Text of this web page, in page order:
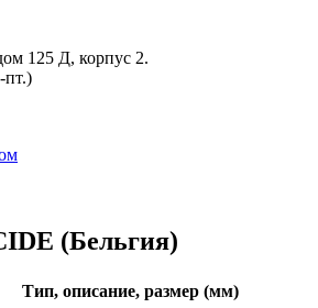
125 Д, корпус 2.
пт.)
(Бельгия)
Тип, описание, размер (мм)